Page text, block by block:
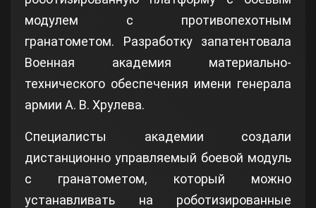
модулем с противопехотным
гранатометом. Разработку запатентовала
Военная академия материально-
технического обеспечения имени генерала
армии А. В. Хрулева.
Специалисты академии создали
дистанционно управляемый боевой модуль
с гранатометом, который можно
устанавливать на роботизированные